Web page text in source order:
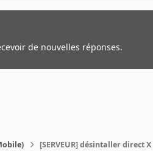
de nouvelles réponses.
[SERVEUR] désintaller direct X